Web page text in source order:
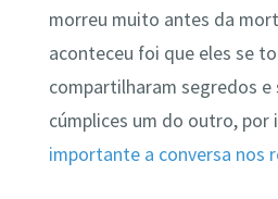
morreu muito antes da
aconteceu foi que eles se
compartilharam segredos e
cúmplices um do outro, por
importante a conversa nos